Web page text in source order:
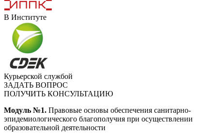
В Институте
Курьерской службой
ЗАДАТЬ ВОПРОС
ПОЛУЧИТЬ КОНСУЛЬТАЦИЮ
Модуль №1. Правовые основы обеспечения санитарно-
эпидемиологического благополучия при осуществлении
образовательной деятельности